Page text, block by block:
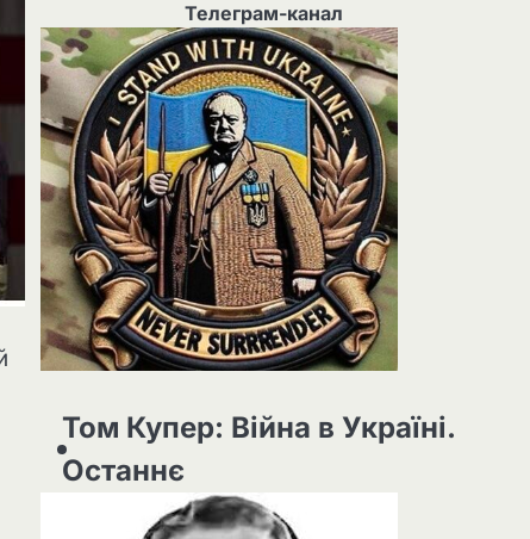
Телеграм-канал
Том Купер: Війна в Україні.
Останнє